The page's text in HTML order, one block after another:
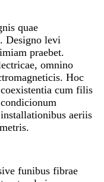
quae
Designo levi
praebet.
omnino
Hoc
cum filis
aeriis
funibus fibrae